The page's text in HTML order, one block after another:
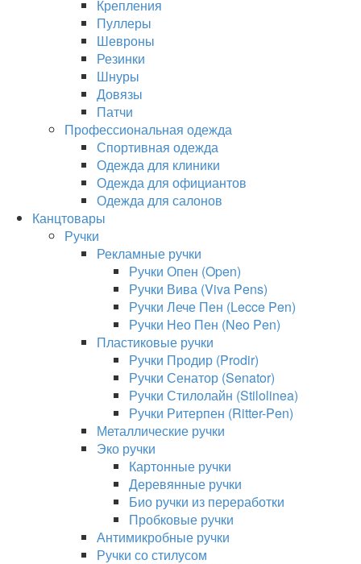
Крепления
Пуллеры
Шевроны
Резинки
Шнуры
Довязы
Патчи
Профессиональная одежда
Спортивная одежда
Одежда для клиники
Одежда для официантов
Одежда для салонов
Канцтовары
Ручки
Рекламные ручки
Ручки Опен (Open)
Ручки Вива (Viva Pens)
Ручки Лече Пен (Lecce Pen)
Ручки Нео Пен (Neo Pen)
Пластиковые ручки
Ручки Продир (Prodir)
Ручки Сенатор (Senator)
Ручки Стилолайн (Stilolinea)
Ручки Ритерпен (Ritter-Pen)
Металлические ручки
Эко ручки
Картонные ручки
Деревянные ручки
Био ручки из переработки
Пробковые ручки
Антимикробные ручки
Ручки со стилусом